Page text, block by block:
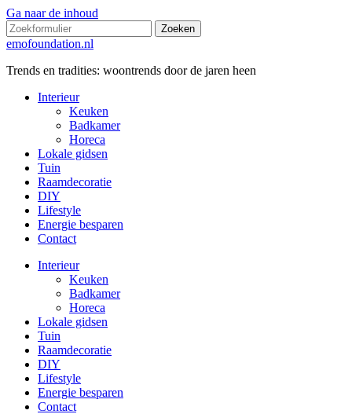
Ga naar de inhoud
Zoeken
emofoundation.nl
Trends en tradities: woontrends door de jaren heen
Interieur
Keuken
Badkamer
Horeca
Lokale gidsen
Tuin
Raamdecoratie
DIY
Lifestyle
Energie besparen
Contact
Interieur
Keuken
Badkamer
Horeca
Lokale gidsen
Tuin
Raamdecoratie
DIY
Lifestyle
Energie besparen
Contact